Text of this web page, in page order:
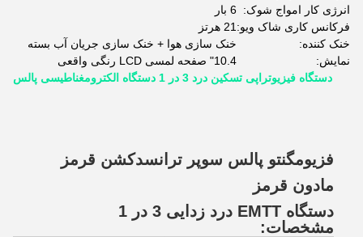
انرژی کار امواج شوک: 6 بار
فرکانس کاری شاک ویو: 21 هرتز
خنک کننده:
خنک سازی هوا + خنک سازی جریان آب بسته
نمايش:
10.4" صفحه لمسی LCD رنگی واقعی
دستگاه فیزیوتراپی تسکین درد 3 در 1 دستگاه الکترومغناطیسی پالس
فزيومگنتو پالس سوپر ترانسدکشن قرمز
مادون قرمز
دستگاه EMTT درد زدایی 3 در 1
مشخصات: